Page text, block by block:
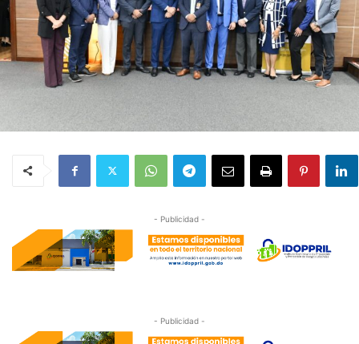
- Publicidad -
- Publicidad -